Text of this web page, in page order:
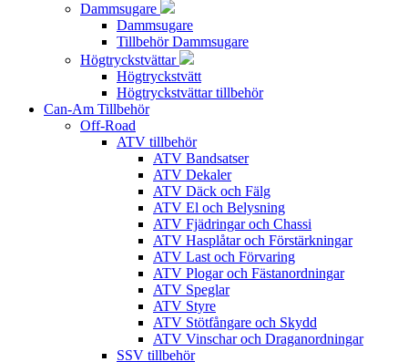
Dammsugare
Dammsugare
Tillbehör Dammsugare
Högtryckstvättar
Högtryckstvätt
Högtryckstvättar tillbehör
Can-Am Tillbehör
Off-Road
ATV tillbehör
ATV Bandsatser
ATV Dekaler
ATV Däck och Fälg
ATV El och Belysning
ATV Fjädringar och Chassi
ATV Hasplåtar och Förstärkningar
ATV Last och Förvaring
ATV Plogar och Fästanordningar
ATV Speglar
ATV Styre
ATV Stötfångare och Skydd
ATV Vinschar och Draganordningar
SSV tillbehör